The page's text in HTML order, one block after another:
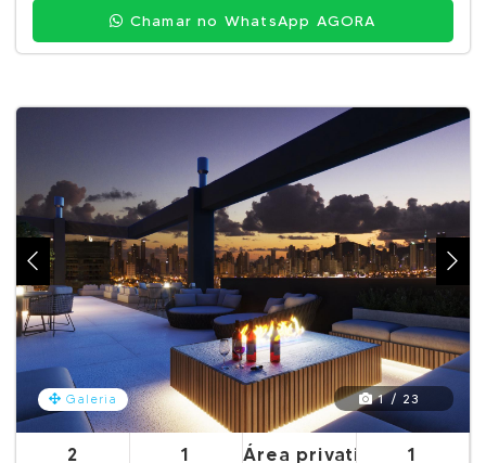
Chamar no WhatsApp AGORA
Galeria 1 / 23
2 1 Área privativa 62.76m²
1